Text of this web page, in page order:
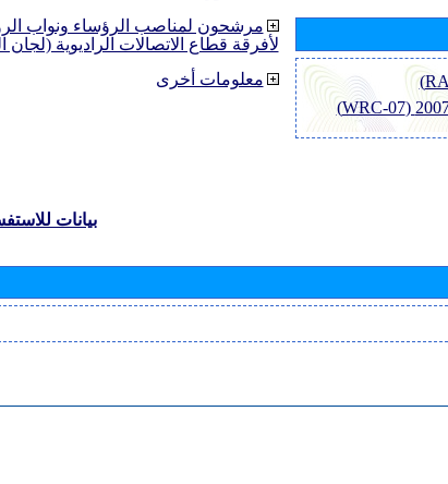
مرشحون لمناصب الرؤساء ونواب
لأفرقة قطاع الاتصالات الراديوية
معلومات أخرى
بيانات